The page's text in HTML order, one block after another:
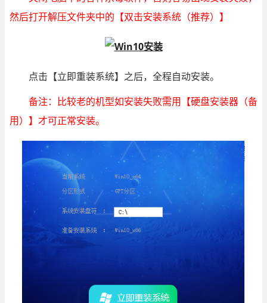
然后打开解压文件夹中的【双击安装系统（推荐）】
点击【立即重装系统】之后，全程自动安装。
备注：比较老的机型如安装失败需用【硬盘安装器（备
用）】才可正常安装。